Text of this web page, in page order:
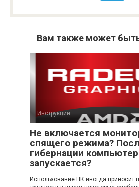
Вам также может
Инструкции
Не включается
спящего режима?
гибернации
запускается?
Использование ПК иногда приносит